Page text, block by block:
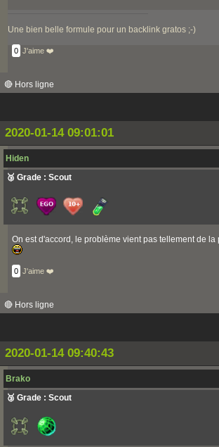
Une bien belle formule pour un backlink gratos ;-)
0 J'aime ❤️
🔴 Hors ligne
2020-01-14 09:01:01
Hiden
🥉 Grade : Scout
On est d'accord, le problème vient pas tellement de la
0 J'aime ❤️
🔴 Hors ligne
2020-01-14 09:40:43
Brako
🥉 Grade : Scout